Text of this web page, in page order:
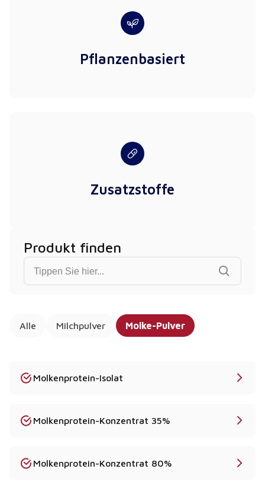
Pflanzenbasiert
Zusatzstoffe
Produkt finden
Find product...
Alle Milchpulver Molke-Pulver
Molkenprotein-Isolat
Molkenprotein-Konzentrat 35%
Molkenprotein-Konzentrat 80%